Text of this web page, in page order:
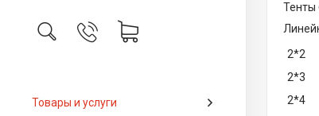
Товары и услуги
Тенты
2*2
2*3
2*4